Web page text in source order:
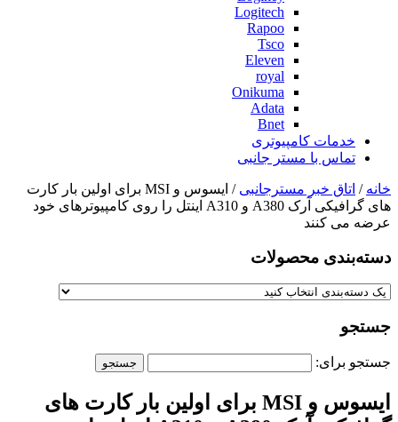
Logitech
Rapoo
Tsco
Eleven
royal
Onikuma
Adata
Bnet
خدمات کامپیوتری
تماس با مستر جانبی
خانه / اتاق خبر مسترجانبی
/ ایسوس و MSI برای اولین بار کارت
های گرافیکی آرک A380 و A310 اینتل را روی کامپیوترهای خود
عرضه می کنند
دسته‌بندی‌ محصولات
جستجو
جستجو برای:
ایسوس و MSI برای اولین بار کارت های